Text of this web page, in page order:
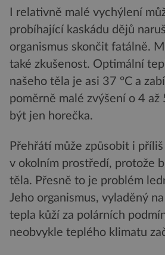
I relativně malé vychýlení
probíhající kaskádu dějů
organismus skončit fatálně.
také zkušenost. Optimální
našeho těla je asi 37 °C a
poměrně malé zvýšení o 4 až
být jen horečka.
Přehřátí může způsobit i
v okolním prostředí, protože
těla. Přesně to je problém
Jeho organismus, vyladěný
tepla kůží za polárních
neobvykle teplého klimatu